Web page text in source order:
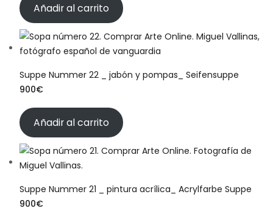
Añadir al carrito
Suppe Nummer 22 _ jabón y pompas_ Seifensuppe
900€
Añadir al carrito
Suppe Nummer 21 _ pintura acrílica_ Acrylfarbe Suppe
900€